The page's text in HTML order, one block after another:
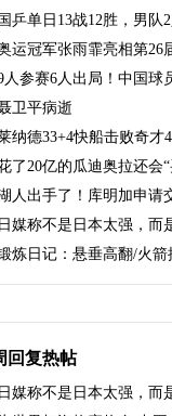
国乒单日13战12胜，男队
运冠军张雨霏亮相第26
人参赛6人出局！中国球
卫平病逝
纳德33+4快船击败奇才4
了20亿的瓜迪奥拉还会
人出手了！库明加申请
日媒称不是日本太强，而
炼日记：悬垂高翻/火箭
回复热帖
日媒称不是日本太强，而